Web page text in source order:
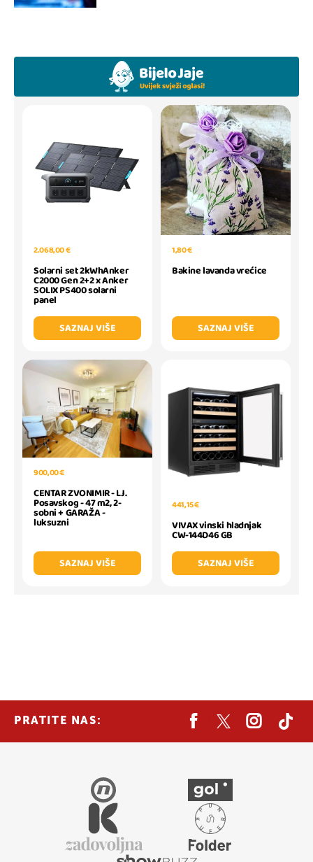
2.068,00 €
Solarni set 2kWhAnker
C2000 Gen 2+2 x Anker
SOLIX PS400 solarni
panel
SAZNAJ VIŠE
1,80 €
Bakine lavanda vrećice
SAZNAJ VIŠE
900,00 €
CENTAR ZVONIMIR - LJ.
Posavskog - 47 m2, 2-
sobni + GARAŽA -
luksuzni
SAZNAJ VIŠE
441,15 €
VIVAX vinski hladnjak
CW-144D46 GB
SAZNAJ VIŠE
PRATITE NAS: